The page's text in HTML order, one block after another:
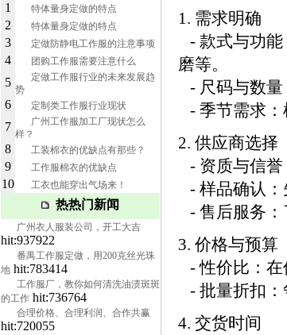
1
特体量身定做的特点
2 特体量身定做的特点
3 定做防静电工作服的注意事项
4 团购工作服需要注意什么
5
定做工作服行业的未来发展趋
势
6 定制类工作服行业现状
7
广州工作服加工厂现状怎么
样？
8 工装棉衣的优缺点有那些？
9 工作服棉衣的优缺点
10 工衣也能穿出气场来！
热热门新闻
广州衣人服装公司，开工大吉
hit:937922
番禺工作服定做，用200克丝光珠
地 hit:783414
工作服厂，教你如何清洗油渍斑斑
的工作 hit:736764
合理价格、合理利润、合作共赢
hit:720055
1. 需求明确
- 款式与功能
磨等。
- 尺码与数量
- 季节需求：
2. 供应商选择
- 资质与信誉
- 样品确认：
- 售后服务：
3. 价格与预算
- 性价比：在
- 批量折扣：
4. 交货时间